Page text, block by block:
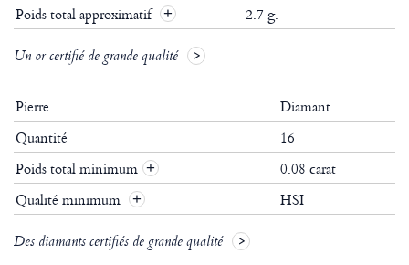
Poids total approximatif
2.7 g.
Un or certifié de grande qualité
Pierre
Diamant
Quantité
16
Poids total minimum +
0.08 carat
Qualité minimum
+ HSI
Des diamants certifiés de grande qualité